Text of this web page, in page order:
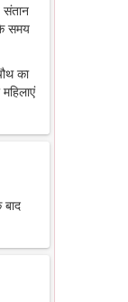
संतान
समय
का